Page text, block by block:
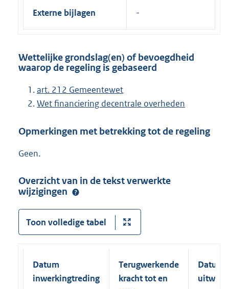
Externe bijlagen
Wettelijke grondslag(en) of bevoegdheid
waarop de regeling is gebaseerd
art. 212 Gemeentewet
Wet financiering decentrale overheden
Opmerkingen met betrekking tot de regeling
Geen.
Overzicht van in de tekst verwerkte
wijzigingen
Toon volledige tabel
Datum
inwerkingtreding
Terugwerkende
kracht tot en
Datum